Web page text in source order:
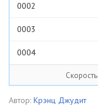
0002
0003
0004
0006
Скорость
Автор: Крэнц Джудит